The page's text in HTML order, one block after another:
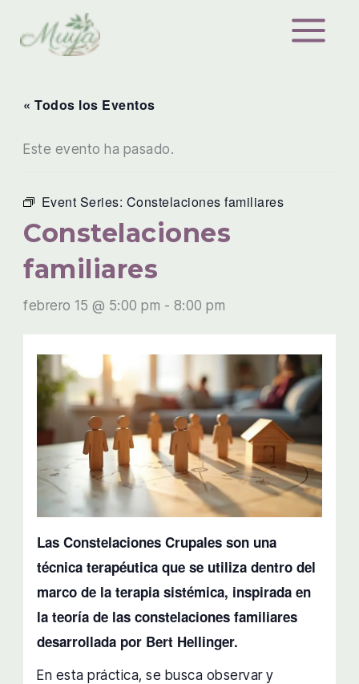
contenido
« Todos los Eventos
Este evento ha pasado.
Event Series: Constelaciones familiares
Constelaciones
familiares
febrero 15 @ 5:00 pm - 8:00 pm
Las Constelaciones Crupales son una
técnica terapéutica que se utiliza dentro del
marco de la terapia sistémica, inspirada en
la teoría de las constelaciones familiares
desarrollada por Bert Hellinger.
En esta práctica, se busca observar y